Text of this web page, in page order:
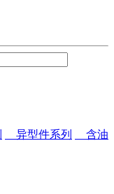
异型件系列
含油